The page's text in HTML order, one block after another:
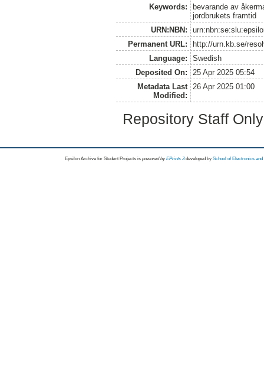
Keywords:
bevarande av
jordbrukets framtid
URN:NBN:
Permanent URL:
http://urn.kb.se/
Language:
Swedish
Deposited On:
25 Apr 2025 05:54
Metadata Last
Modified:
26 Apr 2025 01:00
Repository Staff
Epsilon Archive for Student Projects is powored byEPrints 3 developed by School of Electronics